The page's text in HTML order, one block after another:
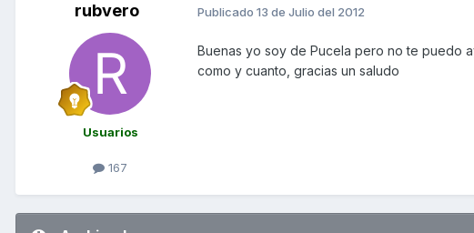
rubvero
Usuarios
167
Publicado 13 de Julio del 2012
Buenas yo soy de Pucela pero no te puedo
como y cuanto, gracias un saludo